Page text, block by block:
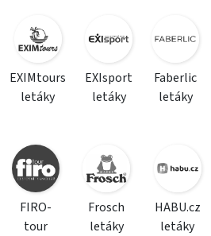
EXIMtours
letáky
EXIsport
letáky
Faberlic
letáky
FIRO-
tour
Frosch
letáky
HABU.cz
letáky